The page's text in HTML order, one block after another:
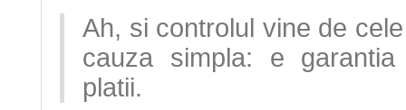
Ah, si controlul vine de
cauza simpla: e
platii.